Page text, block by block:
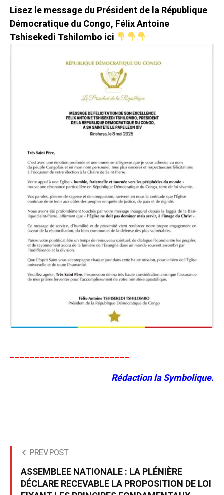
Lisez le message du Président de la République
Démocratique du Congo, Félix Antoine
Tshisekedi Tshilombo ici
________________________
Rédaction la Symbolique.
PREV POST
ASSEMBLEE NATIONALE : LA PLÉNIÈRE
DÉCLARE RECEVABLE LA PROPOSITION DE LOI